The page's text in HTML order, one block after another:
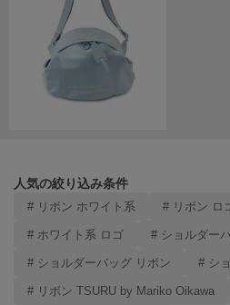
LILY BROWN Lingerie
リリーブラウンランジェリー
リトルユニオン トウキョウ
MICHU COQUETTE
MIESROHE
人気の絞り込み条件
# リボン ホワイト系 # リボン ロ
# ホワイト系 ロゴ # ショルダー
# ショルダーバッグ リボン # シ
# リボン TSURU by Mariko Oikawa